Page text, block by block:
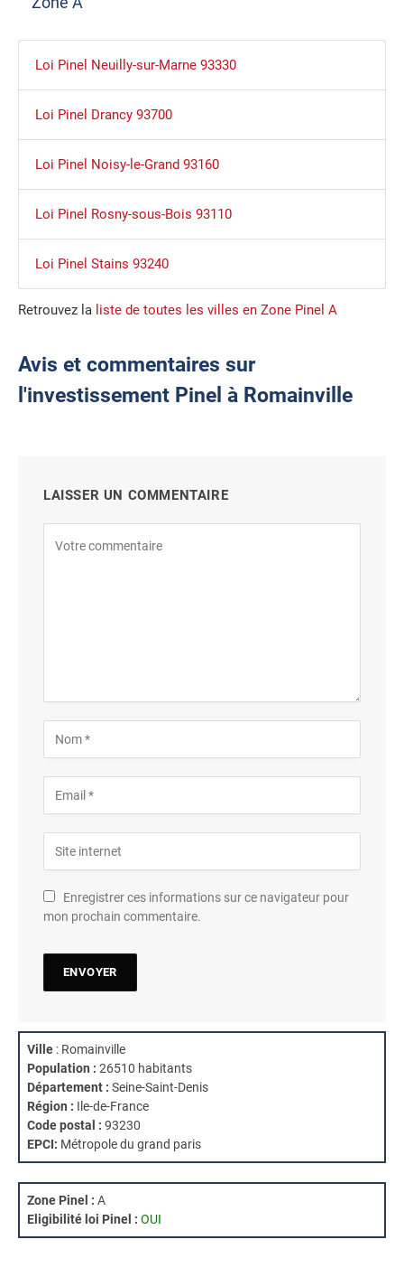
Loi Pinel Neuilly-sur-Marne 93330
Loi Pinel Drancy 93700
Loi Pinel Noisy-le-Grand 93160
Loi Pinel Rosny-sous-Bois 93110
Loi Pinel Stains 93240
Retrouvez la liste de toutes les villes en Zone Pinel A
Avis et commentaires sur
l'investissement Pinel à Romainville
LAISSER UN COMMENTAIRE
Enregistrer ces informations sur ce navigateur pour
mon prochain commentaire.
Ville : Romainville
Population : 26510 habitants
Département : Seine-Saint-Denis
Région : Ile-de-France
Code postal : 93230
EPCI: Métropole du grand paris
Zone Pinel : A
Eligibilité loi Pinel : OUI